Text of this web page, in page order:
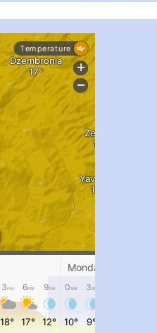
...
#PipIvanWeather
...